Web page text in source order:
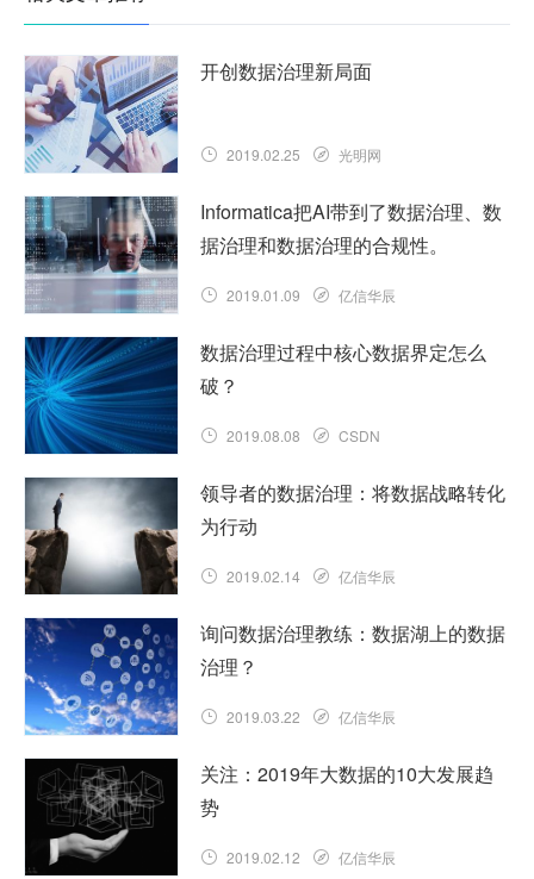
开创数据治理新局面
2019.02.25 光明网
Informatica把AI带到了数据治理、数
据治理和数据治理的合规性。
2019.01.09 亿信华辰
数据治理过程中核心数据界定怎么
破？
2019.08.08 CSDN
领导者的数据治理：将数据战略转化
为行动
2019.02.14 亿信华辰
询问数据治理教练：数据湖上的数据
治理？
2019.03.22 亿信华辰
关注：2019年大数据的10大发展趋
势
2019.02.12 亿信华辰